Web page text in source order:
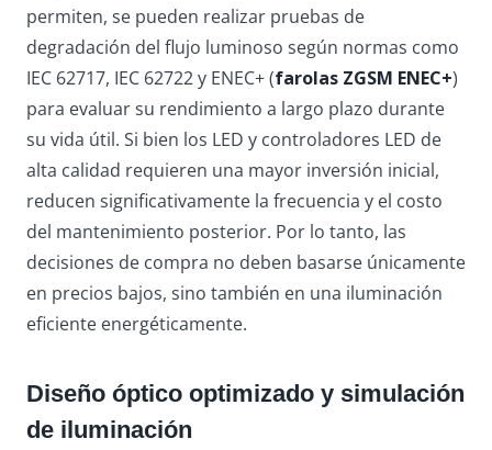
permiten, se pueden realizar pruebas de
degradación del flujo luminoso según normas como
IEC 62717, IEC 62722 y ENEC+ (farolas ZGSM ENEC+)
para evaluar su rendimiento a largo plazo durante
su vida útil. Si bien los LED y controladores LED de
alta calidad requieren una mayor inversión inicial,
reducen significativamente la frecuencia y el costo
del mantenimiento posterior. Por lo tanto, las
decisiones de compra no deben basarse únicamente
en precios bajos, sino también en una iluminación
eficiente energéticamente.
Diseño óptico optimizado y simulación
de iluminación